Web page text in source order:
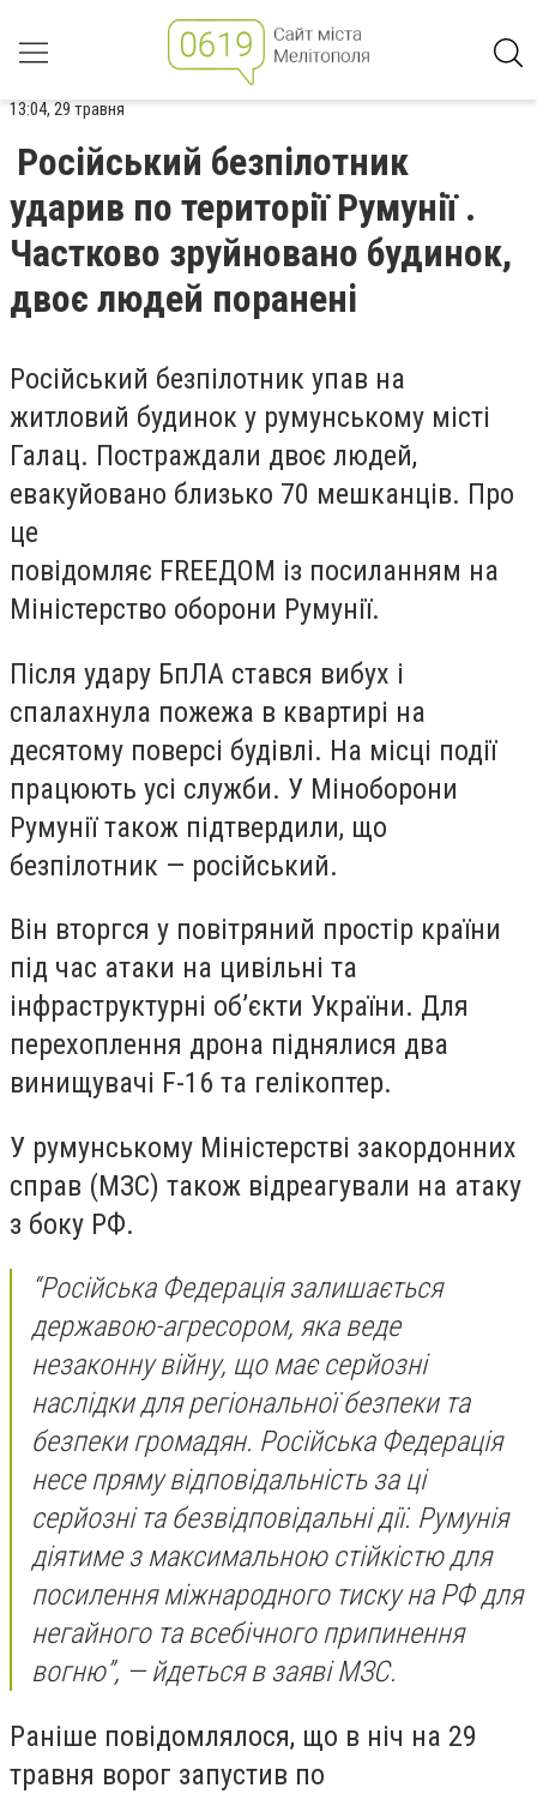
13:04, 29 травня
Російський безпілотник
ударив по території Румунії .
Частково зруйновано будинок,
двоє людей поранені
Російський безпілотник упав на
житловий будинок у румунському місті
Галац. Постраждали двоє людей,
евакуйовано близько 70 мешканців. Про
це
повідомляє FREEДОМ із посиланням на
Міністерство оборони Румунії.
Після удару БпЛА стався вибух і
спалахнула пожежа в квартирі на
десятому поверсі будівлі. На місці події
працюють усі служби. У Міноборони
Румунії також підтвердили, що
безпілотник — російський.
Він вторгся у повітряний простір країни
під час атаки на цивільні та
інфраструктурні об’єкти України. Для
перехоплення дрона піднялися два
винищувачі F-16 та гелікоптер.
У румунському Міністерстві закордонних
справ (МЗС) також відреагували на атаку
з боку РФ.
“Російська Федерація залишається
державою-агресором, яка веде
незаконну війну, що має серйозні
наслідки для регіональної безпеки та
безпеки громадян. Російська Федерація
несе пряму відповідальність за ці
серйозні та безвідповідальні дії. Румунія
діятиме з максимальною стійкістю для
посилення міжнародного тиску на РФ для
негайного та всебічного припинення
вогню”, — йдеться в заяві МЗС.
Раніше повідомлялося, що в ніч на 29
травня ворог запустив по